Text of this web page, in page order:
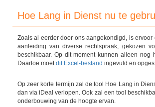
Hoe Lang in Dienst nu te
Zoals al eerder door ons aangekondigd, is
aanleiding van diverse rechtspraak, gekozen
beschikbaar. Op dit moment kunnen alleen
Daartoe moetdit Excel-bestand ingevuld en
Op zeer korte termijn zal de tool Hoe Lang in
dan via iDeal verlopen. Ook zal een tool
onderbouwing van de hoogte ervan.